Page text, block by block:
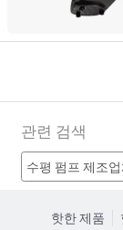
관련 검색
수평 펌프 제조업
핫한 제품